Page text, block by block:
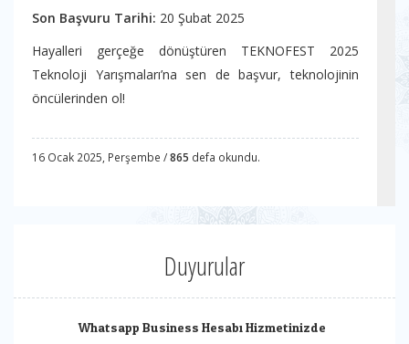
Son Başvuru Tarihi: 20 Şubat 2025
Hayalleri gerçeğe dönüştüren TEKNOFEST 2025
Teknoloji Yarışmaları’na sen de başvur, teknolojinin
öncülerinden ol!
16 Ocak 2025, Perşembe /865 defa okundu.
Duyurular
Whatsapp Business Hesabı Hizmetinizde